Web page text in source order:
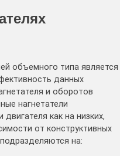
объемного типа является
данных
и оборотов
нагнетатели
как на низких,
от конструктивных
на: